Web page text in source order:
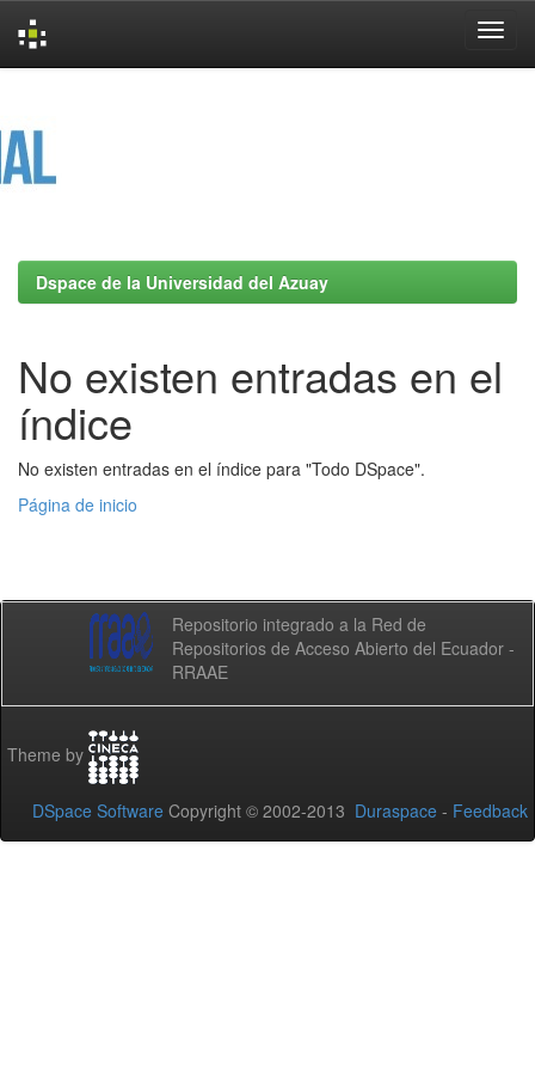
Dspace de la Universidad del Azuay
No existen entradas en el
índice
No existen entradas en el índice para "Todo DSpace".
Página de inicio
Repositorio integrado a la Red de
Repositorios de Acceso Abierto del Ecuador -
RRAAE
Theme by
DSpace Software Copyright © 2002-2013 Duraspace - Feedback